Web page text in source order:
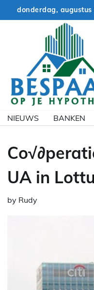
donderdag, augustus
NIEUWS BANKEN
UA in
by Rudy